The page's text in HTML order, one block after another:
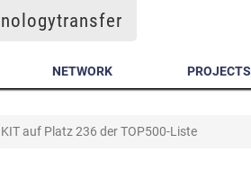
NETWORK PROJECTS
KIT auf Platz 236 der TOP500-Liste